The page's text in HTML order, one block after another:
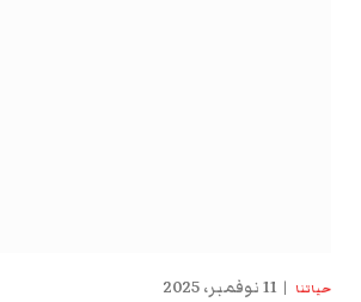
حياتنا 11 نوفمبر، 2025